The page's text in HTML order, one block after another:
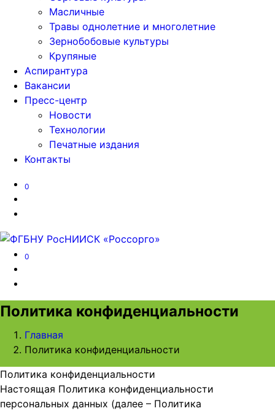
Масличные
Травы однолетние и многолетние
Зернобобовые культуры
Крупяные
Аспирантура
Вакансии
Пресс-центр
Новости
Технологии
Печатные издания
Контакты
0
0
Политика конфиденциальности
Главная
Политика конфиденциальности
Политика конфиденциальности
Настоящая Политика конфиденциальности
персональных данных (далее – Политика